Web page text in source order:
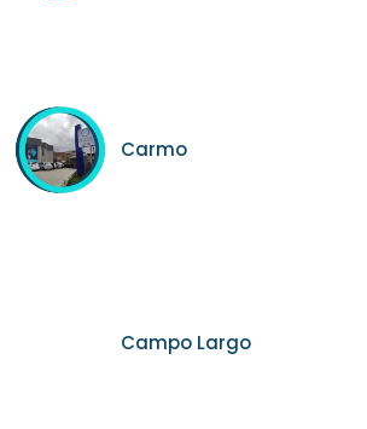
Carmo
Campo Largo